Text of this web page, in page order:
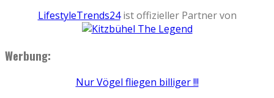
LifestyleTrends24ist offizieller Partner von
Werbung:
Nur Vögel fliegen billiger !!!